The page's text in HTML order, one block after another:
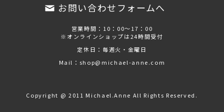
お問い合わせフォームへ
営業時間：10：00～17：00
※オンラインショップは24時間受付
定休日：毎週火・金曜日
Mail：shop@michael-anne.com
Copyright @ 2011 Michael.Anne All Rights Reserved.